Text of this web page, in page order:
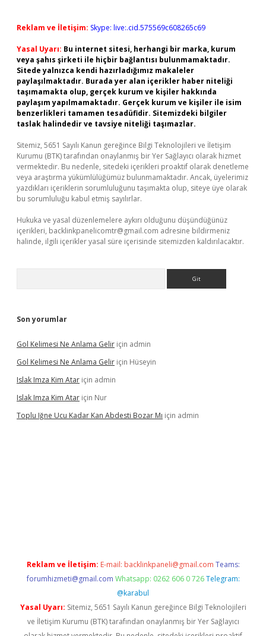
Reklam ve İletişim: Skype: live:.cid.575569c608265c69
Yasal Uyarı: Bu internet sitesi, herhangi bir marka, kurum
veya şahıs şirketi ile hiçbir bağlantısı bulunmamaktadır.
Sitede yalnızca kendi hazırladığımız makaleler
paylaşılmaktadır. Burada yer alan içerikler haber niteliği
taşımamakta olup, gerçek kurum ve kişiler hakkında
paylaşım yapılmamaktadır. Gerçek kurum ve kişiler ile isim
benzerlikleri tamamen tesadüfidir. Sitemizdeki bilgiler
taslak halindedir ve tavsiye niteliği taşımazlar.
Sitemiz, 5651 Sayılı Kanun gereğince Bilgi Teknolojileri ve İletişim
Kurumu (BTK) tarafından onaylanmış bir Yer Sağlayıcı olarak hizmet
vermektedir. Bu nedenle, sitedeki içerikleri proaktif olarak denetleme
veya araştırma yükümlülüğümüz bulunmamaktadır. Ancak, üyelerimiz
yazdıkları içeriklerin sorumluluğunu taşımakta olup, siteye üye olarak
bu sorumluluğu kabul etmiş sayılırlar.
Hukuka ve yasal düzenlemelere aykırı olduğunu düşündüğünüz
içerikleri, backlinkpanelicomtr@gmail.com adresine bildirmeniz
halinde, ilgili içerikler yasal süre içerisinde sitemizden kaldırılacaktır.
Son yorumlar
Gol Kelimesi Ne Anlama Gelir için admin
Gol Kelimesi Ne Anlama Gelir için Hüseyin
Islak Imza Kim Atar için admin
Islak Imza Kim Atar için Nur
Toplu Iğne Ucu Kadar Kan Abdesti Bozar Mı için admin
Reklam ve İletişim: E-mail: backlinkpaneli@gmail.com Teams:
forumhizmeti@gmail.com Whatsapp: 0262 606 0 726 Telegram:
@karabul
Yasal Uyarı: Sitemiz, 5651 Sayılı Kanun gereğince Bilgi Teknolojileri
ve İletişim Kurumu (BTK) tarafından onaylanmış bir Yer Sağlayıcı